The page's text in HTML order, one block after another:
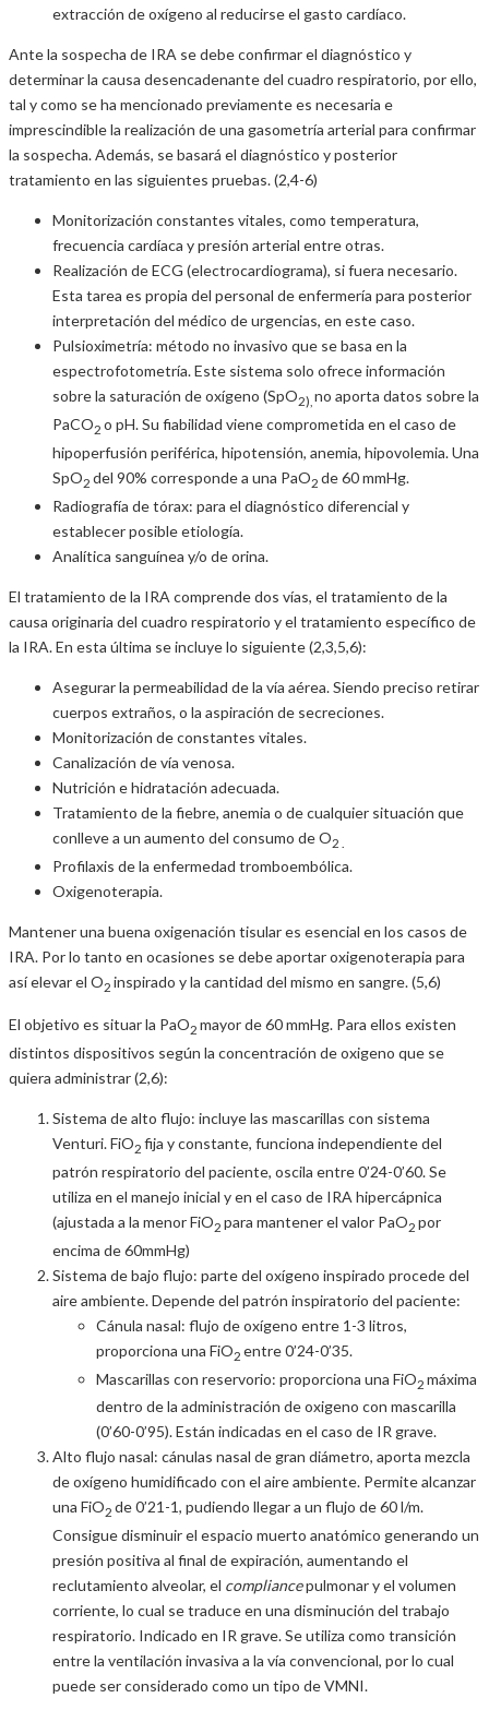
extracción de oxígeno al reducirse el gasto cardíaco.
Ante la sospecha de IRA se debe confirmar el diagnóstico y
determinar la causa desencadenante del cuadro respiratorio, por ello,
tal y como se ha mencionado previamente es necesaria e
imprescindible la realización de una gasometría arterial para confirmar
la sospecha. Además, se basará el diagnóstico y posterior
tratamiento en las siguientes pruebas. (2,4-6)
Monitorización constantes vitales, como temperatura,
frecuencia cardíaca y presión arterial entre otras.
Realización de ECG (electrocardiograma), si fuera necesario.
Esta tarea es propia del personal de enfermería para posterior
interpretación del médico de urgencias, en este caso.
Pulsioximetría: método no invasivo que se basa en la
espectrofotometría. Este sistema solo ofrece información
sobre la saturación de oxígeno (SpO2), no aporta datos sobre la
PaCO2 o pH. Su fiabilidad viene comprometida en el caso de
hipoperfusión periférica, hipotensión, anemia, hipovolemia. Una
SpO2 del 90% corresponde a una PaO2 de 60 mmHg.
Radiografía de tórax: para el diagnóstico diferencial y
establecer posible etiología.
Analítica sanguínea y/o de orina.
El tratamiento de la IRA comprende dos vías, el tratamiento de la
causa originaria del cuadro respiratorio y el tratamiento específico de
la IRA. En esta última se incluye lo siguiente (2,3,5,6):
Asegurar la permeabilidad de la vía aérea. Siendo preciso retirar
cuerpos extraños, o la aspiración de secreciones.
Monitorización de constantes vitales.
Canalización de vía venosa.
Nutrición e hidratación adecuada.
Tratamiento de la fiebre, anemia o de cualquier situación que
conlleve a un aumento del consumo de O2 .
Profilaxis de la enfermedad tromboembólica.
Oxigenoterapia.
Mantener una buena oxigenación tisular es esencial en los casos de
IRA. Por lo tanto en ocasiones se debe aportar oxigenoterapia para
así elevar el O2 inspirado y la cantidad del mismo en sangre. (5,6)
El objetivo es situar la PaO2 mayor de 60 mmHg. Para ellos existen
distintos dispositivos según la concentración de oxigeno que se
quiera administrar (2,6):
Sistema de alto flujo: incluye las mascarillas con sistema
Venturi. FiO2 fija y constante, funciona independiente del
patrón respiratorio del paciente, oscila entre 0’24-0’60. Se
utiliza en el manejo inicial y en el caso de IRA hipercápnica
(ajustada a la menor FiO2 para mantener el valor PaO2 por
encima de 60mmHg)
Sistema de bajo flujo: parte del oxígeno inspirado procede del
aire ambiente. Depende del patrón inspiratorio del paciente:
Cánula nasal: flujo de oxígeno entre 1-3 litros,
proporciona una FiO2 entre 0’24-0’35.
Mascarillas con reservorio: proporciona una FiO2 máxima
dentro de la administración de oxigeno con mascarilla
(0’60-0’95). Están indicadas en el caso de IR grave.
Alto flujo nasal: cánulas nasal de gran diámetro, aporta mezcla
de oxígeno humidificado con el aire ambiente. Permite alcanzar
una FiO2 de 0’21-1, pudiendo llegar a un flujo de 60 l/m.
Consigue disminuir el espacio muerto anatómico generando un
presión positiva al final de expiración, aumentando el
reclutamiento alveolar, el compliancepulmonar y el volumen
corriente, lo cual se traduce en una disminución del trabajo
respiratorio. Indicado en IR grave. Se utiliza como transición
entre la ventilación invasiva a la vía convencional, por lo cual
puede ser considerado como un tipo de VMNI.